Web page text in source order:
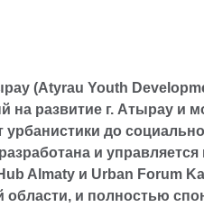
(Atyrau Youth
на развитие г. Атырау и
до
и управляется
Almaty и Urban Forum
и полностью